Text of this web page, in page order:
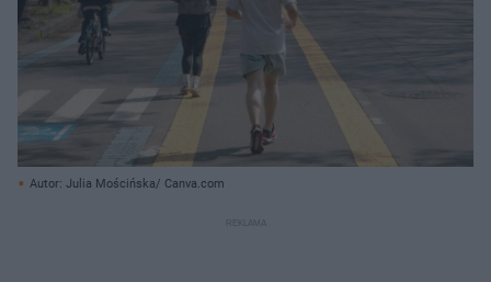
Autor: Julia Mościńska/ Canva.com